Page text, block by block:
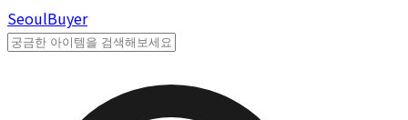
SeoulBuyer